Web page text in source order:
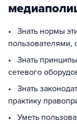
• Знать нормы
пользователями,
• Знать
сетевого
• Знать
практику
• Уметь